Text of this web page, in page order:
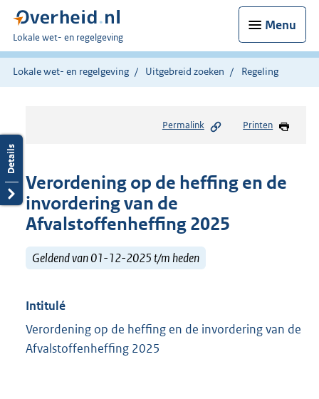
Menu
U
bent
hier:
Lokale wet- en regelgeving
Lokale wet- en regelgeving Uitgebreid zoeken Regeling
Permalink Printen
Verordening op de heffing en de
invordering van de
Afvalstoffenheffing 2025
Geldend van 01-12-2025 t/m heden
Intitulé
Verordening op de heffing en de invordering van de
Afvalstoffenheffing 2025